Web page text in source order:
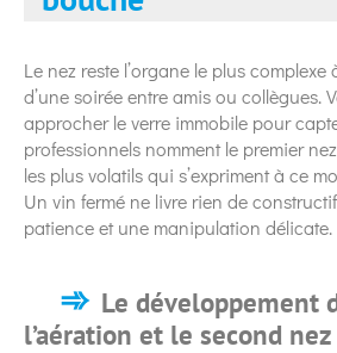
Le nez reste l’organe le plus
d’une soirée entre amis ou collègues.
approcher le verre immobile pour
professionnels nomment le premier
les plus volatils qui s’expriment à ce
Un vin fermé ne livre rien de
patience et une manipulation délicate.
Le développement
l’aération et le second nez